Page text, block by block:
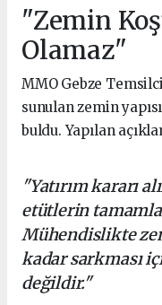
"Zemin
Olamaz"
MMO Gebze
sunulan zemin
buldu. Yapılan
"Yatırım kararı
etütlerin
Mühendislikte
kadar sarkması
değildir."